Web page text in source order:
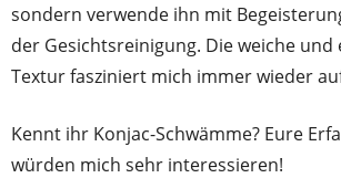
sondern verwende ihn mit
der Gesichtsreinigung. Die weiche und
Textur fasziniert mich immer wieder
Kennt ihr Konjac-Schwämme? Eure
würden mich sehr interessieren!